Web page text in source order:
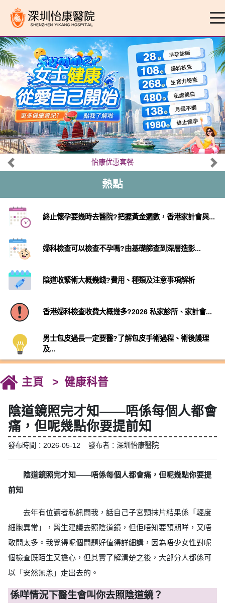
怡康优惠套餐
熱點
終止懷孕要幾時去醫院?把握黃金週數，香港家計會與...
婦科檢查可以檢查不孕嗎?由基礎篩查到深層造影...
陰道收緊術大概幾錢?費用、種類及注意事項解析
香港婦科檢查收費大概幾多?2026 私家診所、家計會...
男士包皮過長一定要醫?了解包皮手術過程、術後護理
及...
主頁 健康科普
陰道鏡照完才知——唔係每個人都會
痛，但呢幾點你要提前知
發布時間：2026-05-12 發布者：深圳怡康醫院
陰道鏡照完才知——唔係每個人都會痛，但呢幾點你要提
前知
去年有位讀者私訊問我，話自己子宮頸抹片結果係「輕度
細胞異常」，醫生建議去照陰道鏡，但佢唔知要預期咩，又唔
敢問太多。我覺得呢個問題好值得詳細講，因為唔少女性對呢
個檢查既陌生又擔心，但其實了解清楚之後，大部分人都係可
以「安然無恙」走出去的。
係咩情況下醫生會叫你去照陰道鏡？